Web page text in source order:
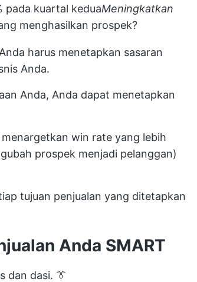
pada kuartal keduaMeningkatkan
menghasilkan prospek?
harus menetapkan sasaran
Anda.
Anda, Anda dapat menetapkan
win rate yang lebih
prospek menjadi pelanggan)
tujuan penjualan yang ditetapkan
Anda SMART
dan dasi. 👔